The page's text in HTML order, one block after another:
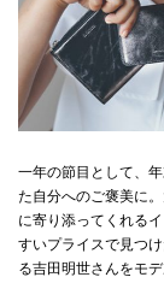
一年の節目として、
た自分へのご褒美に
に寄り添ってくれる
すいプライスで見つ
る吉田明世さんをモ